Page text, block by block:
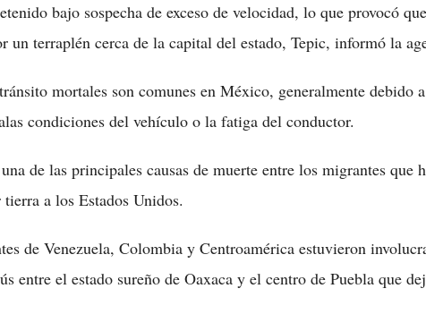
bajo sospecha de exceso de velocidad, lo que provocó
un terraplén cerca de la capital del estado, Tepic, informó la
mortales son comunes en México, generalmente debido
condiciones del vehículo o la fatiga del conductor.
de las principales causas de muerte entre los migrantes que
a los Estados Unidos.
de Venezuela, Colombia y Centroamérica estuvieron
entre el estado sureño de Oaxaca y el centro de Puebla que